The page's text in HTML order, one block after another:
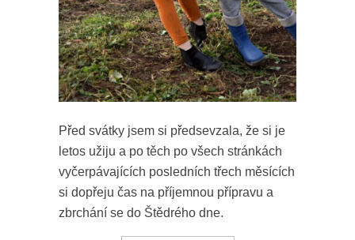
Před svátky jsem si předsevzala, že si je
letos užiju a po těch po všech stránkách
vyčerpávajících posledních třech měsících
si dopřeju čas na příjemnou přípravu a
zbrchání se do Štědrého dne.